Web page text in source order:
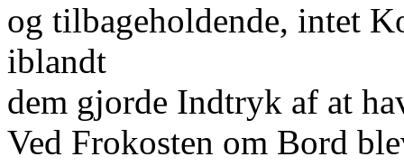
og tilbageholdende, intet
iblandt
dem gjorde Indtryk af at
Ved Frokosten om Bord